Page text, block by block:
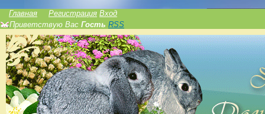
Главная
Регистрация Вход
Приветствую Вас Гость RSS